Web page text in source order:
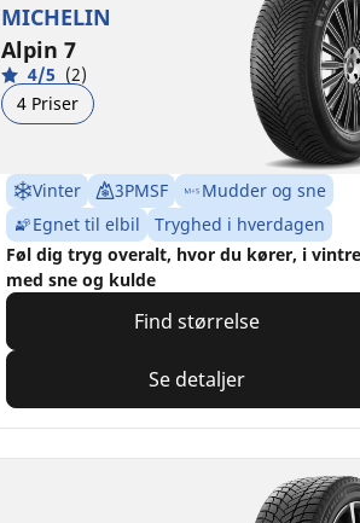
MICHELIN
Alpin 7
4/5 (2)
4 Priser
Vinter 3PMSF
Mudder og sne
Egnet til elbil
Tryghed i hverdagen
Føl dig tryg overalt, hvor du kører, i vintre
med sne og kulde
Find størrelse
Se detaljer